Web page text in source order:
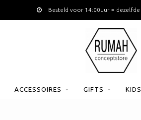
Gratis verzending vanaf €120
ACCESSOIRES GIFTS KIDS